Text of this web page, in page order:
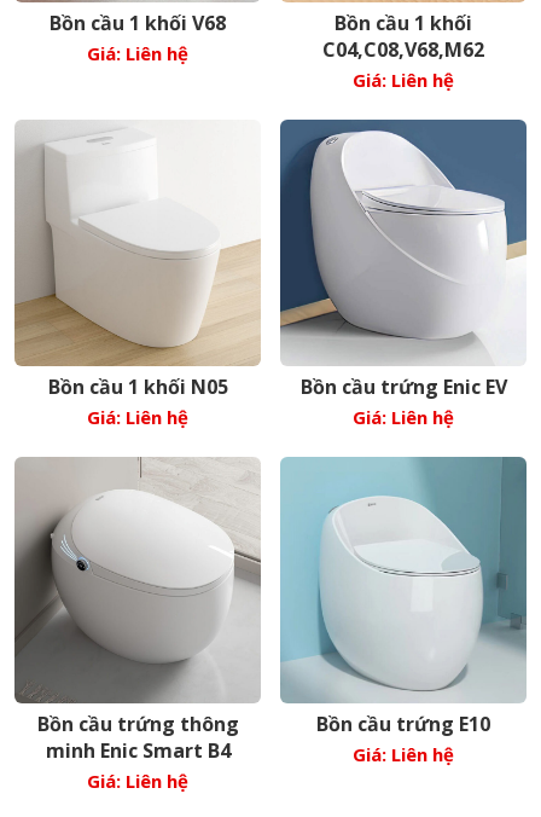
Bồn cầu 1 khối V68
Giá: Liên hệ
Bồn cầu 1 khối
C04,C08,V68,M62
Giá: Liên hệ
Bồn cầu 1 khối N05
Giá: Liên hệ
Bồn cầu trứng Enic EV
Giá: Liên hệ
Bồn cầu trứng thông
minh Enic Smart B4
Giá: Liên hệ
Bồn cầu trứng E10
Giá: Liên hệ